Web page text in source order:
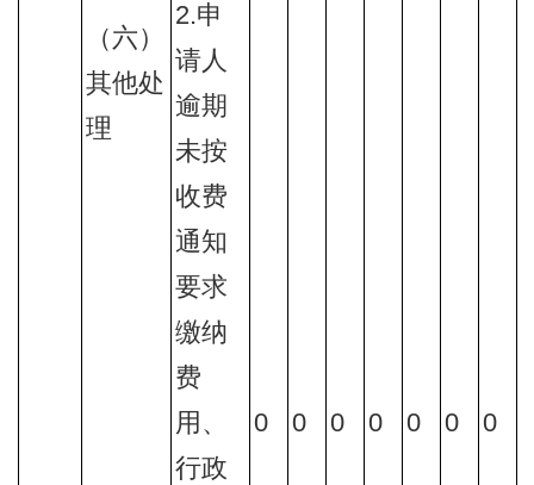
（六）
其他处
理
2.申
请人
逾期
未按
收费
通知
要求
缴纳
费
用、
行政
0 0 0 0 0 0 0